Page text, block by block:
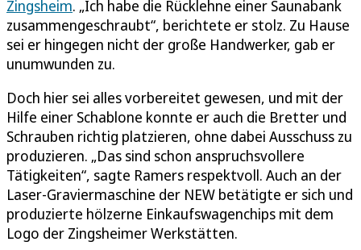
Zingsheim. „Ich habe die Rücklehne einer Saunabank
zusammengeschraubt“, berichtete er stolz. Zu Hause
sei er hingegen nicht der große Handwerker, gab er
unumwunden zu.
Doch hier sei alles vorbereitet gewesen, und mit der
Hilfe einer Schablone konnte er auch die Bretter und
Schrauben richtig platzieren, ohne dabei Ausschuss zu
produzieren. „Das sind schon anspruchsvollere
Tätigkeiten“, sagte Ramers respektvoll. Auch an der
Laser-Graviermaschine der NEW betätigte er sich und
produzierte hölzerne Einkaufswagenchips mit dem
Logo der Zingsheimer Werkstätten.